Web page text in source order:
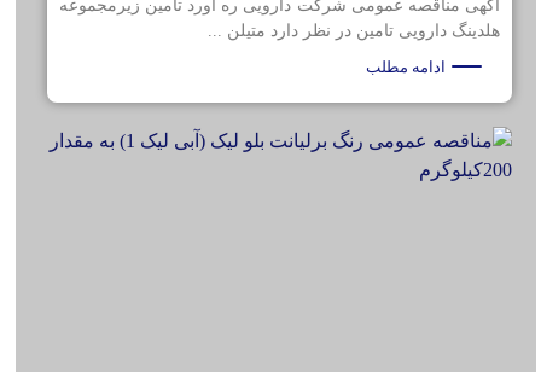
آگهی مناقصه عمومی شرکت دارویی ره آورد تامین زیرمجموعه
هلدینگ دارویی تامین در نظر دارد متیلن ...
ادامه مطلب